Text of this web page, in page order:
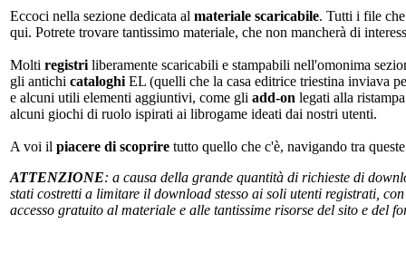
Eccoci nella sezione dedicata al materiale scaricabile. Tutti i file
qui. Potrete trovare tantissimo materiale, che non mancherà di
Molti registri liberamente scaricabili e stampabili nell'omonima
gli antichi cataloghi EL (quelli che la casa editrice triestina inviava
e alcuni utili elementi aggiuntivi, come gli add-on legati alla
alcuni giochi di ruolo ispirati ai librogame ideati dai nostri utenti.
A voi il piacere di scoprire tutto quello che c'è, navigando tra
ATTENZIONE: a causa della grande quantità di richieste di
stati costretti a limitare il download stesso ai soli utenti registrati,
accesso gratuito al materiale e alle tantissime risorse del sito e